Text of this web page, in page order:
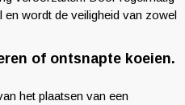
en wordt de veiligheid van zowel
of ontsnapte koeien.
het plaatsen van een